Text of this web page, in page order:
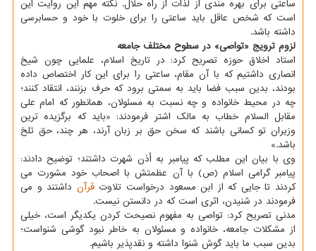
ساعتی برای بهره مندی از لذات از راه حلال. نکته مهم این روایت این
است که شخص عاقل باید ساعتی را برای خلوت با خود و حسابرسی
داشته باشد.
لزوم ترویج «تواصی» در سطوح مختلف جامعه
استاد اخلاق حوزه تصریح کرد: در تاریخ اسلام، علمایی چون شیخ
انصاری داشتیم که با آن مقام، ساعتی را برای این کار اختصاص داده
بودند، بدین سبب فضا باید به سمتی برود که حرف بزنند، انتقاد کنند؛
چه در محیط خانواده و چه نسبت به مسئولان، همانطور که امام علی
مقابل السلام خطاب به مالک اشتر فرمودند: «باید که برگزیده ترین
وزیران تو کسانی باشند که سخن حق بر زبان آرند، هر چند، حق تلخ
باشد.»
وی با بیان این مطلب که پیامبر به اُذن شهرت داشتند؛ توضیح دادند:
پیامبر گرامی اسلام (ص) با آن عظمتش با اصحاب خود مشورت می
کردند تا جایی که از ابن مسعود درخواست تلاوتقرآن داشتند و می
فرمودند در شنیدن، اثری است که در دانستن نیست.
مدنی تصریح کرد: تواصی به مفهوم نصیحت کردن یکدیگر است، خیلی
از مشکلات جامعه، خانواده و مسئولان به خاطر نبود گوشی شنواست؛
بدین سبب ما باید گوش شنوا داشته و نقدپذیر باشیم.